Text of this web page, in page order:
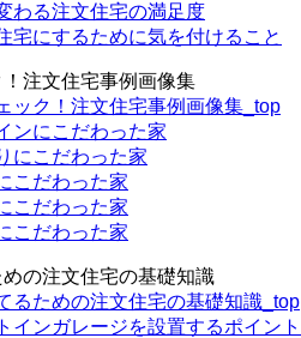
わる注文住宅の満足度
宅にするために気を付けること
注文住宅事例画像集
ック！注文住宅事例画像集_top
ンにこだわった家
にこだわった家
こだわった家
こだわった家
こだわった家
の注文住宅の基礎知識
るための注文住宅の基礎知識_top
インガレージを設置するポイント